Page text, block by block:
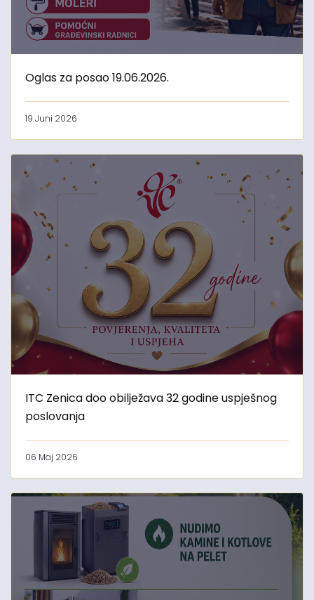
Oglas za posao 19.06.2026.
19 Juni 2026
ITC Zenica doo obilježava 32 godine uspješnog
poslovanja
06 Maj 2026